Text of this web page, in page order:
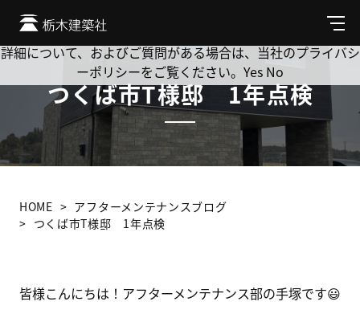
メ
ニ
ュ
つくば市T様邸 1年点検
HOME
アフターメンテナンスブログ
つくば市T様邸 1年点検
皆様こんにちは！アフターメンテナンス部の手塚です😃
Cookie を使用して、お客様の活動を追跡してもよろしいです
か? 当社ではお客様のプライバシーを極めて重視しています。
詳細について、およびご質問がある場合は、当社のプライバシ
ーポリシーをご覧ください。 Yes No